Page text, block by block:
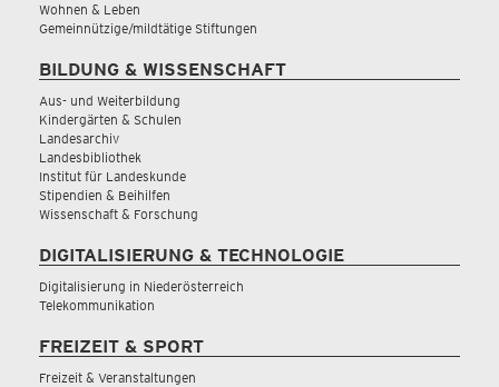
Wohnen & Leben
Gemeinnützige/mildtätige Stiftungen
BILDUNG & WISSENSCHAFT
Aus- und Weiterbildung
Kindergärten & Schulen
Landesarchiv
Landesbibliothek
Institut für Landeskunde
Stipendien & Beihilfen
Wissenschaft & Forschung
DIGITALISIERUNG & TECHNOLOGIE
Digitalisierung in Niederösterreich
Telekommunikation
FREIZEIT & SPORT
Freizeit & Veranstaltungen